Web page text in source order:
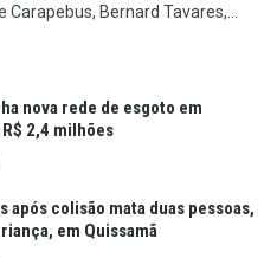
Bernard Tavares,...
nova rede de esgoto em
2,4 milhões
após colisão mata duas pessoas,
em Quissamã